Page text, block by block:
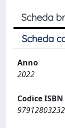
Scheda
Scheda
Anno
2022
Codice ISBN